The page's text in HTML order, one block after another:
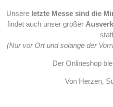
Unsere letzte Messe sind die
findet auch unser großer
(Nur vor Ort und solange der
Der Onlineshop
Von Herzen,